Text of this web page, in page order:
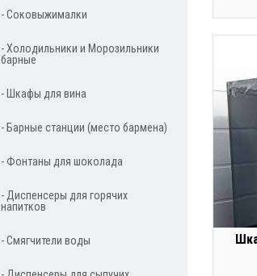
- Соковыжималки
- Холодильники и Морозильники
барные
- Шкафы для вина
- Барные станции (место бармена)
- Фонтаны для шоколада
- Диспенсеры для горячих
напитков
- Смягчители воды